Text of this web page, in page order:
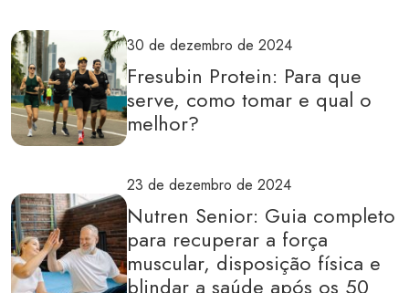
30 de dezembro de 2024
Fresubin Protein: Para que
serve, como tomar e qual o
melhor?
23 de dezembro de 2024
Nutren Senior: Guia completo
para recuperar a força
muscular, disposição física e
blindar a saúde após os 50